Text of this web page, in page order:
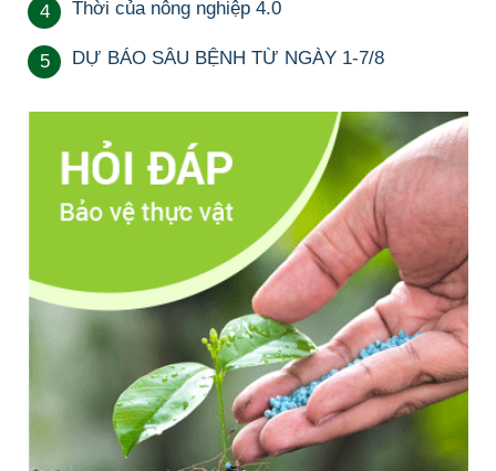
4 Thời của nông nghiệp 4.0
5 DỰ BÁO SÂU BỆNH TỪ NGÀY 1-7/8